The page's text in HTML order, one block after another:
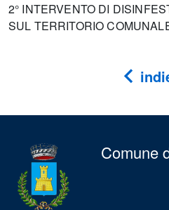
2° INTERVENTO DI
SUL TERRITORIO
Comune